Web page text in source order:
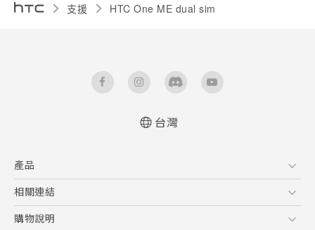
支援 HTC One ME dual sim‎
English - User manual
台灣
產品
5G
相關連結
HTC Research
購物說明